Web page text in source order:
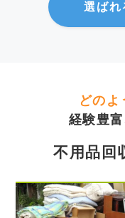
選ばれ
どのよ
経験豊
不用品回